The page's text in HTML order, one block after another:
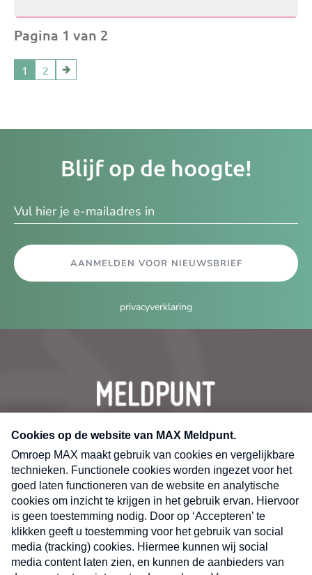
Pagina 1 van 2
1 2
Blijf op de hoogte!
AANMELDEN VOOR NIEUWSBRIEF
privacyverklaring
CONTACT
Volg ons op